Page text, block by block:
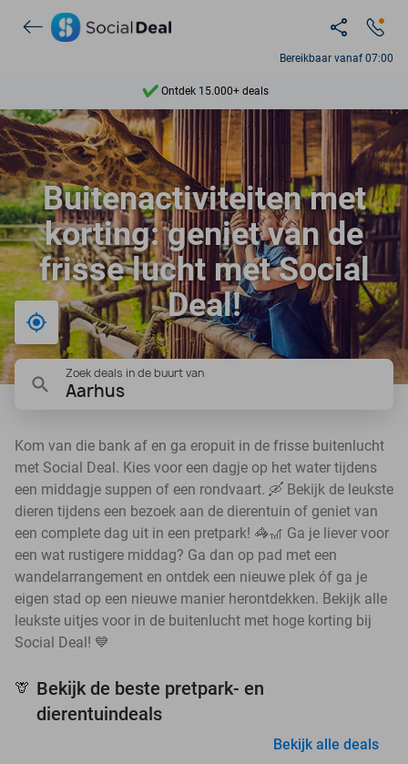
Bereikbaar vanaf 07:00
Ontdek 15.000+ deals
7 dagen per week beschikbaar
10+ miljoen leden
9,4
Ontdek 15.000+ deals
Buitenactiviteiten met
korting: geniet van de
frisse lucht met Social
Deal!
Bij mij in de buurt
Zoek deals in de buurt van
Aarhus
Kom van die bank af en ga eropuit in de frisse buitenlucht
met Social Deal. Kies voor een dagje op het water tijdens
een middagje suppen of een rondvaart. 🛶 Bekijk de leukste
dieren tijdens een bezoek aan de dierentuin of geniet van
een complete dag uit in een pretpark! 🦓🎢 Ga je liever voor
een wat rustigere middag? Ga dan op pad met een
wandelarrangement en ontdek een nieuwe plek óf ga je
eigen stad op een nieuwe manier herontdekken. Bekijk alle
leukste uitjes voor in de buitenlucht met hoge korting bij
Social Deal! 💙
🦒 Bekijk de beste pretpark- en
dierentuindeals
Bekijk alle deals